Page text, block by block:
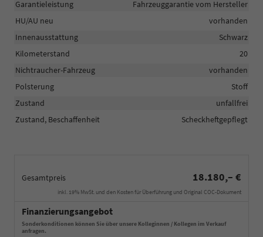
Gesamtpreis 18.180,– €
inkl. 19% MwSt. und den Kosten für Überführung und Original COC-Dokument
Finanzierungsangebot
Sonderkonditionen können Sie über unsere Kolleginnen / Kollegen im Verkauf
anfragen.
Garantieleistung
Fahrzeuggarantie vom Hersteller
HU/AU neu
vorhanden
Innenausstattung
Schwarz
Kilometerstand
20
Nichtraucher-Fahrzeug
vorhanden
Polsterung
Stoff
Zustand
unfallfrei
Zustand, Beschaffenheit
Scheckheftgepflegt